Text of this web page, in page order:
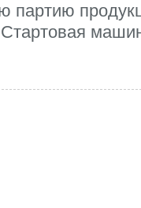
партию
Стартовая